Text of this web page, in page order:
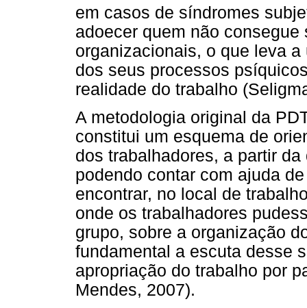
em casos de síndromes
adoecer quem não
organizacionais, o que leva
dos seus processos
realidade do trabalho
A metodologia original da
constitui um esquema de
dos trabalhadores, a partir
podendo contar com ajuda
encontrar, no local de
onde os trabalhadores
grupo, sobre a organização
fundamental a escuta desse
apropriação do trabalho por
Mendes, 2007).